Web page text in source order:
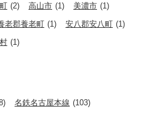
(2) 高山市 (1) 美濃市 (1)
老郡養老町 (1) 安八郡安八町 (1)
(1)
名鉄名古屋本線 (103)